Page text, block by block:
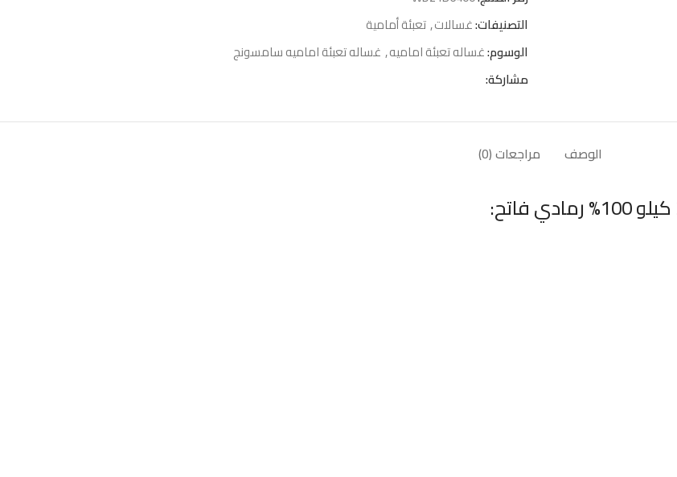
التصنيفات:غسالات,تعبئة أمامية
الوسوم:غساله تعبئة اماميه, غساله تعبئة اماميه سامسونج
مشاركة:
الوصف مراجعات (0)